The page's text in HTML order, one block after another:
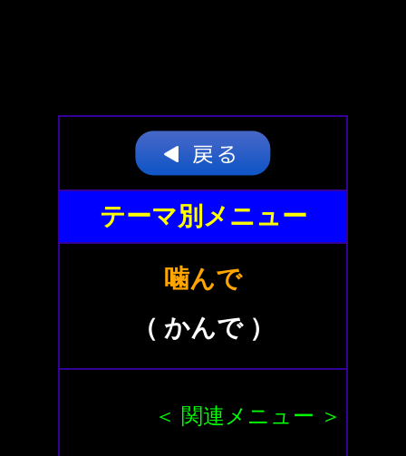
テーマ別メニュー
噛んで
（ かんで ）
＜ 関連メニュー ＞